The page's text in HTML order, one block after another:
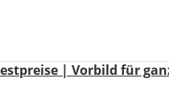
| Vorbild für